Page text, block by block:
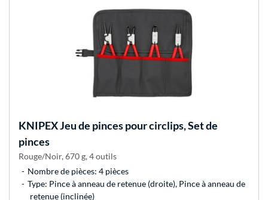
KNIPEXJeu de pinces pour circlips, Set de
pinces
Rouge/Noir, 670 g, 4 outils
Nombre de pièces: 4 pièces
Type: Pince à anneau de retenue (droite), Pince à anneau de
retenue (inclinée)